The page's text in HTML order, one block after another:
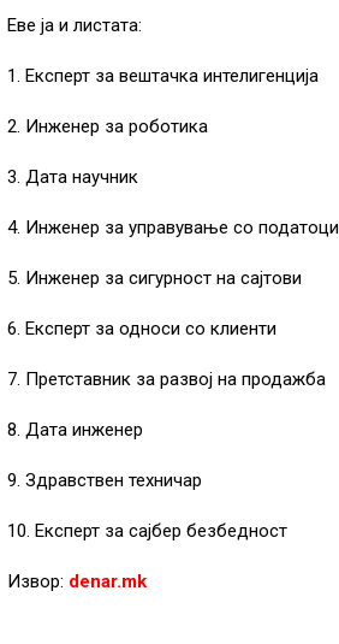
Еве ја и листата:
1. Експерт за вештачка интелигенција
2. Инженер за роботика
3. Дата научник
4. Инженер за управување со податоци
5. Инженер за сигурност на сајтови
6. Експерт за односи со клиенти
7. Претставник за развој на продажба
8. Дата инженер
9. Здравствен техничар
10. Експерт за сајбер безбедност
Извор: denar.mk